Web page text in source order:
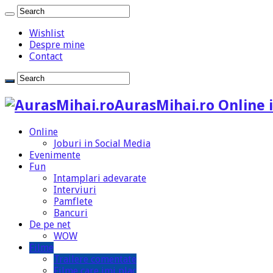
Wishlist
Despre mine
Contact
AurasMihai.ro Online
Online
Joburi in Social Media
Evenimente
Fun
Intamplari adevarate
Interviuri
Pamflete
Bancuri
De pe net
WOW
Filme
Trailere comentate